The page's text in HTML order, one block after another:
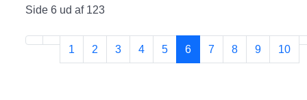
Side 6 ud af 123
1 2 3 4 5 6 7 8 9 10